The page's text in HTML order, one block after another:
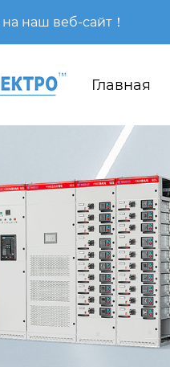
наш веб-сайт！
Главная